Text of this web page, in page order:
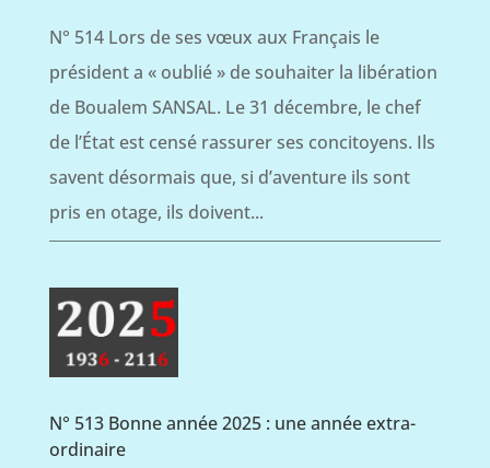
N° 514 Lors de ses vœux aux Français le
président a « oublié » de souhaiter la libération
de Boualem SANSAL. Le 31 décembre, le chef
de l’État est censé rassurer ses concitoyens. Ils
savent désormais que, si d’aventure ils sont
pris en otage, ils doivent...
N° 513 Bonne année 2025 : une année extra-
ordinaire